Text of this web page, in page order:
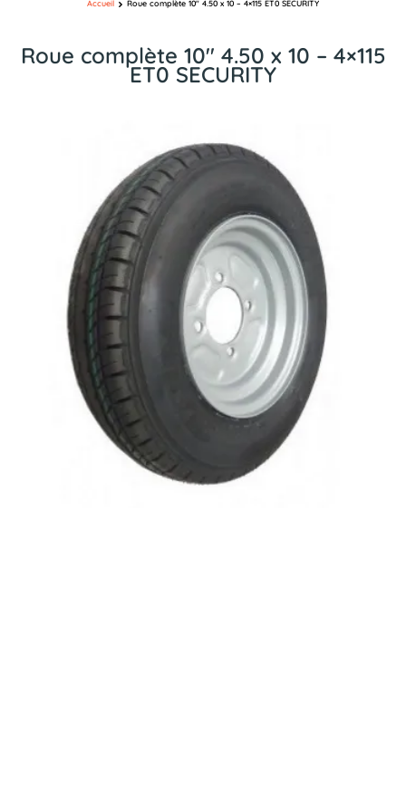
Roue complète 10″ 4.50 x 10 – 4×115
ET0 SECURITY
Accueil Roue complète 10″ 4.50 x 10 – 4×115 ET0 SECURITY